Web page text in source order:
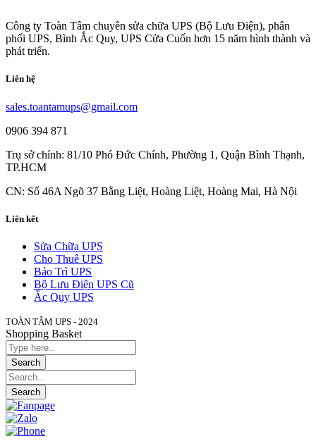
Công ty Toàn Tâm chuyên sửa chữa UPS (Bộ Lưu Điện), phân
phối UPS, Bình Ắc Quy, UPS Cửa Cuốn hơn 15 năm hình thành và
phát triển.
Liên hệ
sales.toantamups@gmail.com
0906 394 871
Trụ sở chính: 81/10 Phó Đức Chính, Phường 1, Quận Bình Thạnh,
TP.HCM
CN: Số 46A Ngõ 37 Bằng Liệt, Hoàng Liệt, Hoàng Mai, Hà Nội
Liên kết
Sửa Chữa UPS
Cho Thuê UPS
Bảo Trì UPS
Bộ Lưu Điện UPS Cũ
Ắc Quy UPS
TOÀN TÂM UPS - 2024
Shopping Basket